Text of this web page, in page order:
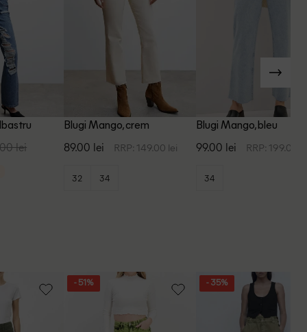
lei
Blugi Mango, crem
89.00 lei RRP: 149.00 lei
32 34
Blugi Mango, bleu
99.00 lei RRP: 199.00
34
- 51% - 35%